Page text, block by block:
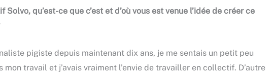
Solvo, qu’est-ce que c’est et d’où vous est venue l’idée de créer ce
pigiste depuis maintenant dix ans, je me sentais un petit peu
mon travail et j’avais vraiment l’envie de travailler en collectif. D’autre